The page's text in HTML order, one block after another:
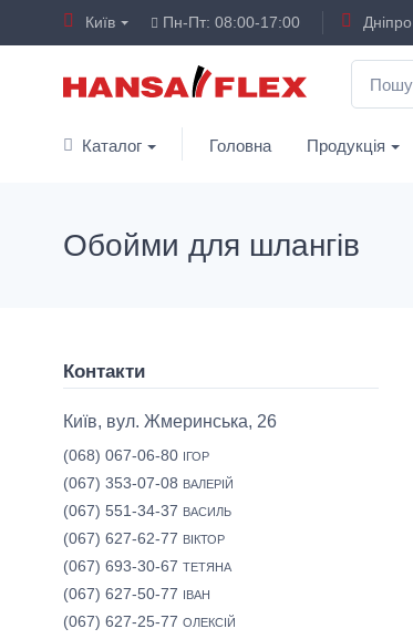
Київ Пн-Пт: 08:00-17:00 Дніпро
Каталог Головна Продукція
Обойми для шлангів
Контакти
Київ, вул. Жмеринська, 26
(068) 067-06-80 ІГОР
(067) 353-07-08 ВАЛЕРІЙ
(067) 551-34-37 ВАСИЛЬ
(067) 627-62-77 ВІКТОР
(067) 693-30-67 ТЕТЯНА
(067) 627-50-77 ІВАН
(067) 627-25-77 ОЛЕКСІЙ